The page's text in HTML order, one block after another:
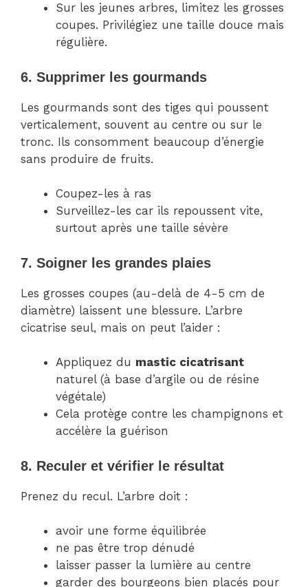
Sur les jeunes arbres, limitez les grosses
coupes. Privilégiez une taille douce mais
régulière.
6. Supprimer les gourmands
Les gourmands sont des tiges qui poussent
verticalement, souvent au centre ou sur le
tronc. Ils consomment beaucoup d’énergie
sans produire de fruits.
Coupez-les à ras
Surveillez-les car ils repoussent vite,
surtout après une taille sévère
7. Soigner les grandes plaies
Les grosses coupes (au-delà de 4-5 cm de
diamètre) laissent une blessure. L’arbre
cicatrise seul, mais on peut l’aider :
Appliquez du mastic cicatrisant
naturel (à base d’argile ou de résine
végétale)
Cela protège contre les champignons et
accélère la guérison
8. Reculer et vérifier le résultat
Prenez du recul. L’arbre doit :
avoir une forme équilibrée
ne pas être trop dénudé
laisser passer la lumière au centre
garder des bourgeons bien placés pour